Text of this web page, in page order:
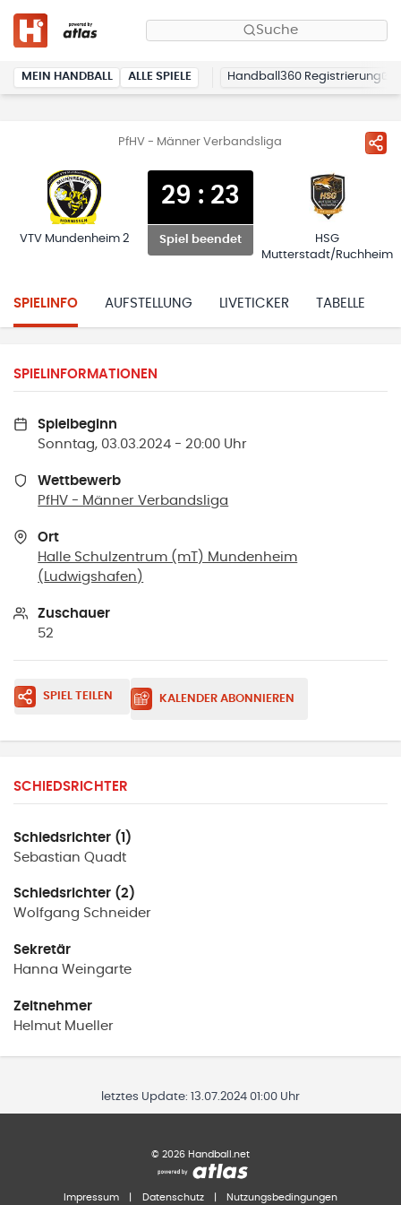
Suche
MEIN HANDBALL ALLE SPIELE Handball360 Registrierung
PfHV - Männer Verbandsliga
VTV Mundenheim 2
29 : 23
Spiel beendet
HSG
Mutterstadt/Ruchheim
SPIELINFO AUFSTELLUNG LIVETICKER TABELLE
SPIELINFORMATIONEN
Spielbeginn
Sonntag, 03.03.2024 - 20:00 Uhr
Wettbewerb
PfHV - Männer Verbandsliga
Ort
Halle Schulzentrum (mT) Mundenheim
(
Ludwigshafen )
Zuschauer
52
SPIEL TEILEN KALENDER ABONNIEREN
SCHIEDSRICHTER
Schiedsrichter (1)
Sebastian Quadt
Schiedsrichter (2)
Wolfgang Schneider
Sekretär
Hanna Weingarte
Zeitnehmer
Helmut Mueller
letztes Update: 13.07.2024 01:00 Uhr
© 2026 Handball.net
Impressum Datenschutz Nutzungsbedingungen